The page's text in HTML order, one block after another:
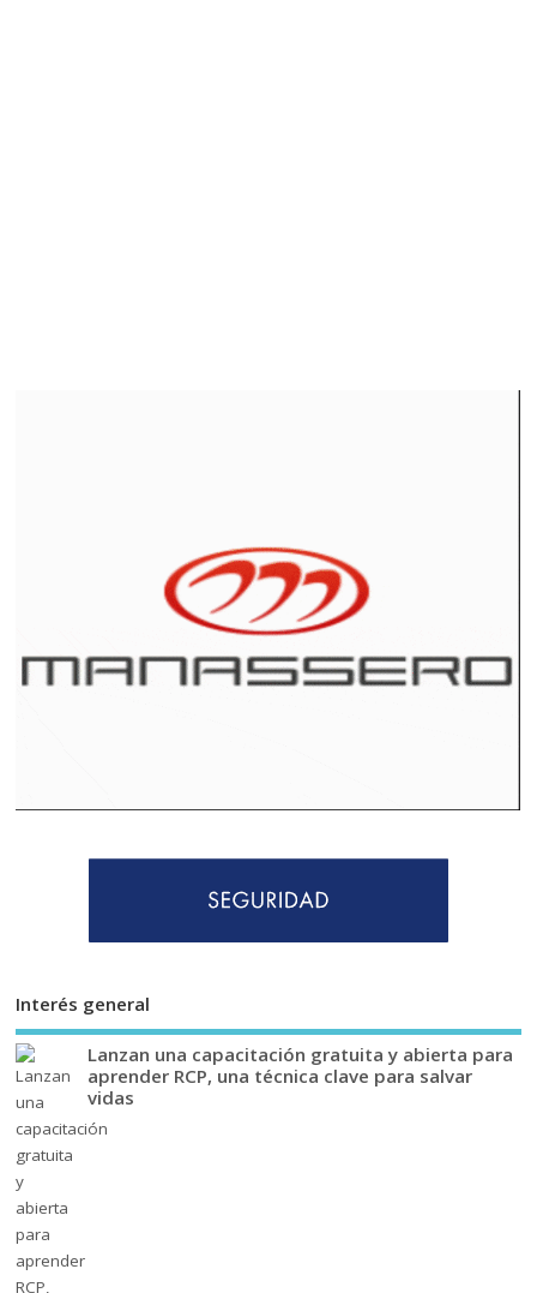
Interés general
Lanzan una capacitación gratuita y abierta para
aprender RCP, una técnica clave para salvar
vidas